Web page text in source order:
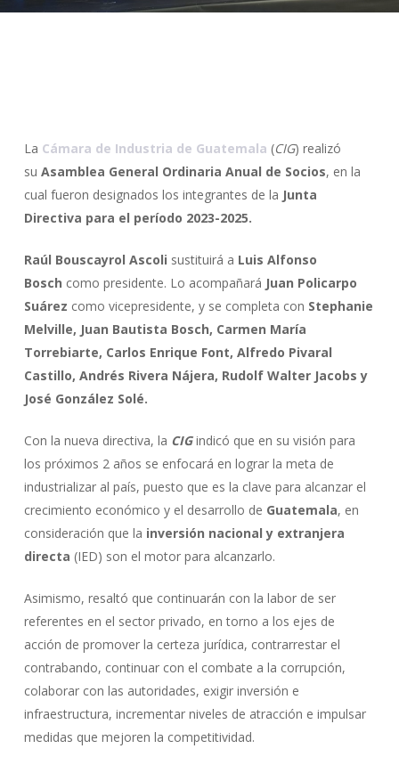
La Cámara de Industria de Guatemala (CIG) realizó
su Asamblea General Ordinaria Anual de Socios, en la
cual fueron designados los integrantes de la Junta
Directiva para el período 2023-2025.
Raúl Bouscayrol Ascoli sustituirá a Luis Alfonso
Bosch como presidente. Lo acompañará Juan Policarpo
Suárez como vicepresidente, y se completa con Stephanie
Melville, Juan Bautista Bosch, Carmen María
Torrebiarte, Carlos Enrique Font, Alfredo Pivaral
Castillo, Andrés Rivera Nájera, Rudolf Walter Jacobs y
José González Solé.
Con la nueva directiva, la CIGindicó que en su visión para
los próximos 2 años se enfocará en lograr la meta de
industrializar al país, puesto que es la clave para alcanzar el
crecimiento económico y el desarrollo de Guatemala, en
consideración que la inversión nacional y extranjera
directa (IED) son el motor para alcanzarlo.
Asimismo, resaltó que continuarán con la labor de ser
referentes en el sector privado, en torno a los ejes de
acción de promover la certeza jurídica, contrarrestar el
contrabando, continuar con el combate a la corrupción,
colaborar con las autoridades, exigir inversión e
infraestructura, incrementar niveles de atracción e impulsar
medidas que mejoren la competitividad.